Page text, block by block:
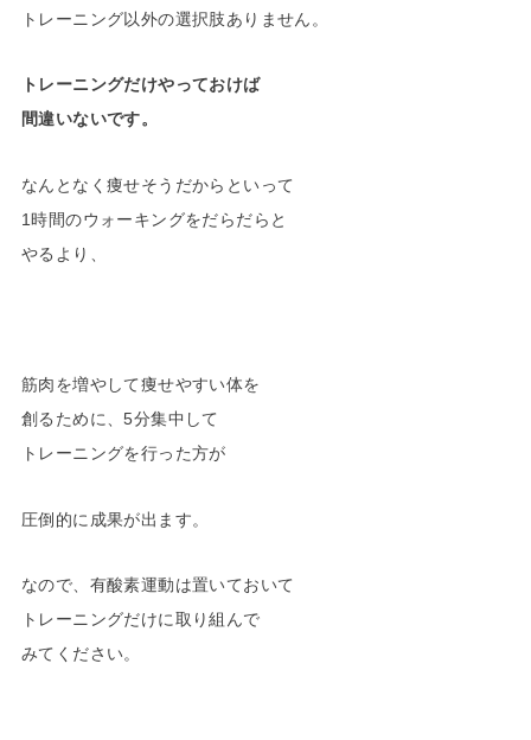
トレーニング以外の選択肢ありません。
トレーニングだけやっておけば
間違いないです。
なんとなく痩せそうだからといって
1時間のウォーキングをだらだらと
やるより、
筋肉を増やして痩せやすい体を
創るために、5分集中して
トレーニングを行った方が
圧倒的に成果が出ます。
なので、有酸素運動は置いておいて
トレーニングだけに取り組んで
みてください。